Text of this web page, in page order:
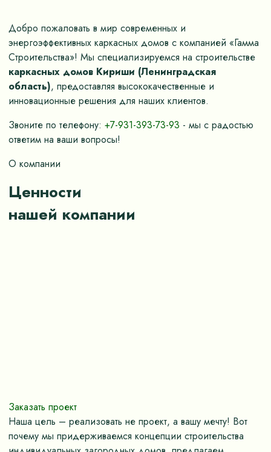
Добро пожаловать в мир современных и
энергоэффективных каркасных домов с компанией «Гамма
Строительства»! Мы специализируемся на строительстве
каркасных домов Кириши (Ленинградская
область), предоставляя высококачественные и
инновационные решения для наших клиентов.
Звоните по телефону: +7-931-393-73-93 - мы с радостью
ответим на ваши вопросы!
О компании
Ценности
нашей компании
Заказать проект
Наша цель – реализовать не проект, а вашу мечту! Вот
почему мы придерживаемся концепции строительства